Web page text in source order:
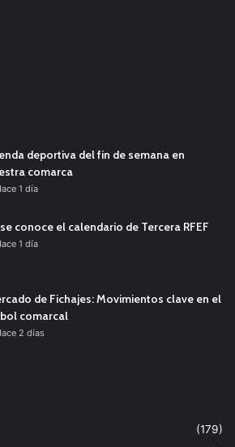
deportiva del fin de semana en
comarca
1 día
conoce el calendario de Tercera RFEF
1 día
de Fichajes: Movimientos clave en el
comarcal
2 días
(179)